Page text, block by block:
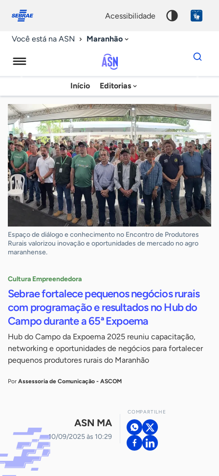
conosco
acessibilidade
Você está na ASN Maranhão
Agência
Sebrae
de
Notícias
Início Editorias
Dados
para
chave
Espaço de diálogo e conhecimento no Encontro de Produtores
Rurais valorizou inovação e oportunidades de mercado no agro
maranhense.
Cultura Empreendedora
Sebrae fortalece pequenos negócios rurais
com programação e resultados no Hub do
Campo durante a 65ª Expoema
Hub do Campo da Expoema 2025 reuniu capacitação,
networking e oportunidades de negócios para fortalecer
pequenos produtores rurais do Maranhão
Por Assessoria de Comunicação - ASCOM
ASN MA
10/09/2025 às 10:29
COMPARTILHE